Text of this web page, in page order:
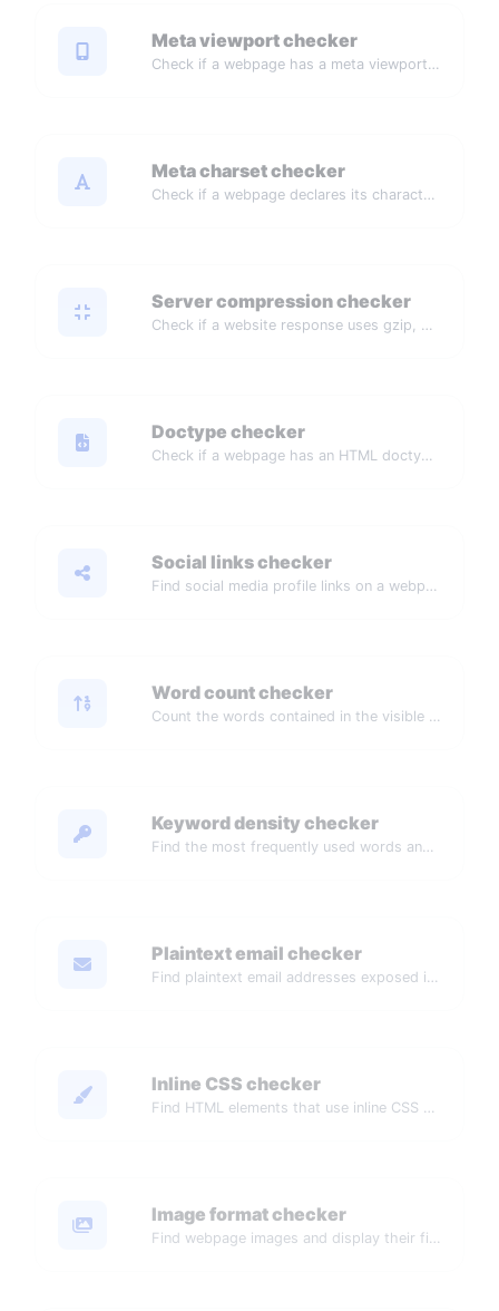
Meta viewport checker
Check if a webpage has a meta viewport tag for mobile devices.
Meta charset checker
Check if a webpage declares its character encoding.
Server compression checker
Check if a website response uses gzip, Brotli, or another compression algorithm.
Doctype checker
Check if a webpage has an HTML doctype declaration.
Social links checker
Find social media profile links on a webpage.
Word count checker
Count the words contained in the visible content of a webpage.
Keyword density checker
Find the most frequently used words and their density on a webpage.
Plaintext email checker
Find plaintext email addresses exposed in a webpage source.
Inline CSS checker
Find HTML elements that use inline CSS styles.
Image format checker
Find webpage images and display their file formats.